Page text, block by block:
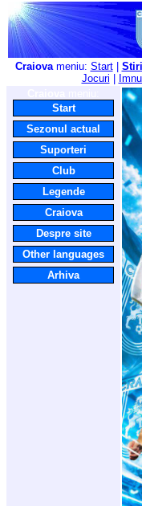
Craiovameniu: Start|
Jocuri
Start
Sezonul actual
Suporteri
Club
Legende
Craiova
Despre site
Other languages
Arhiva